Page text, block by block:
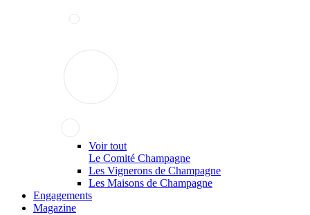
Voir tout
Le Comité Champagne
Les Vignerons de Champagne
Les Maisons de Champagne
Engagements
Magazine